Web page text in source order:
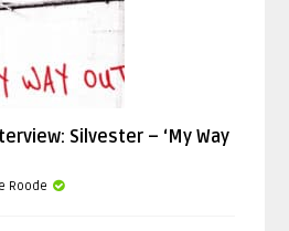
Silvester – ‘My Way
Roode